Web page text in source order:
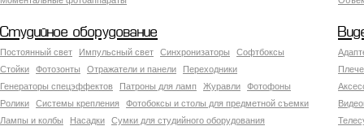
Студийное оборудование
Постоянный свет Импульсный свет Синхронизаторы
Софтбоксы
Стойки
Фотозонты Отражатели и панели
Переходники
Генераторы спецэффектов
Патроны для ламп Журавли
Фотофоны
Ролики
Системы крепления
Фотобоксы и столы для предметной съемки
Лампы и колбы
Насадки
Сумки для студийного оборудования